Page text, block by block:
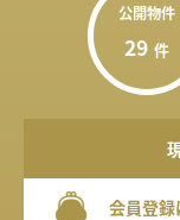
公開物件
29 件
会員登録